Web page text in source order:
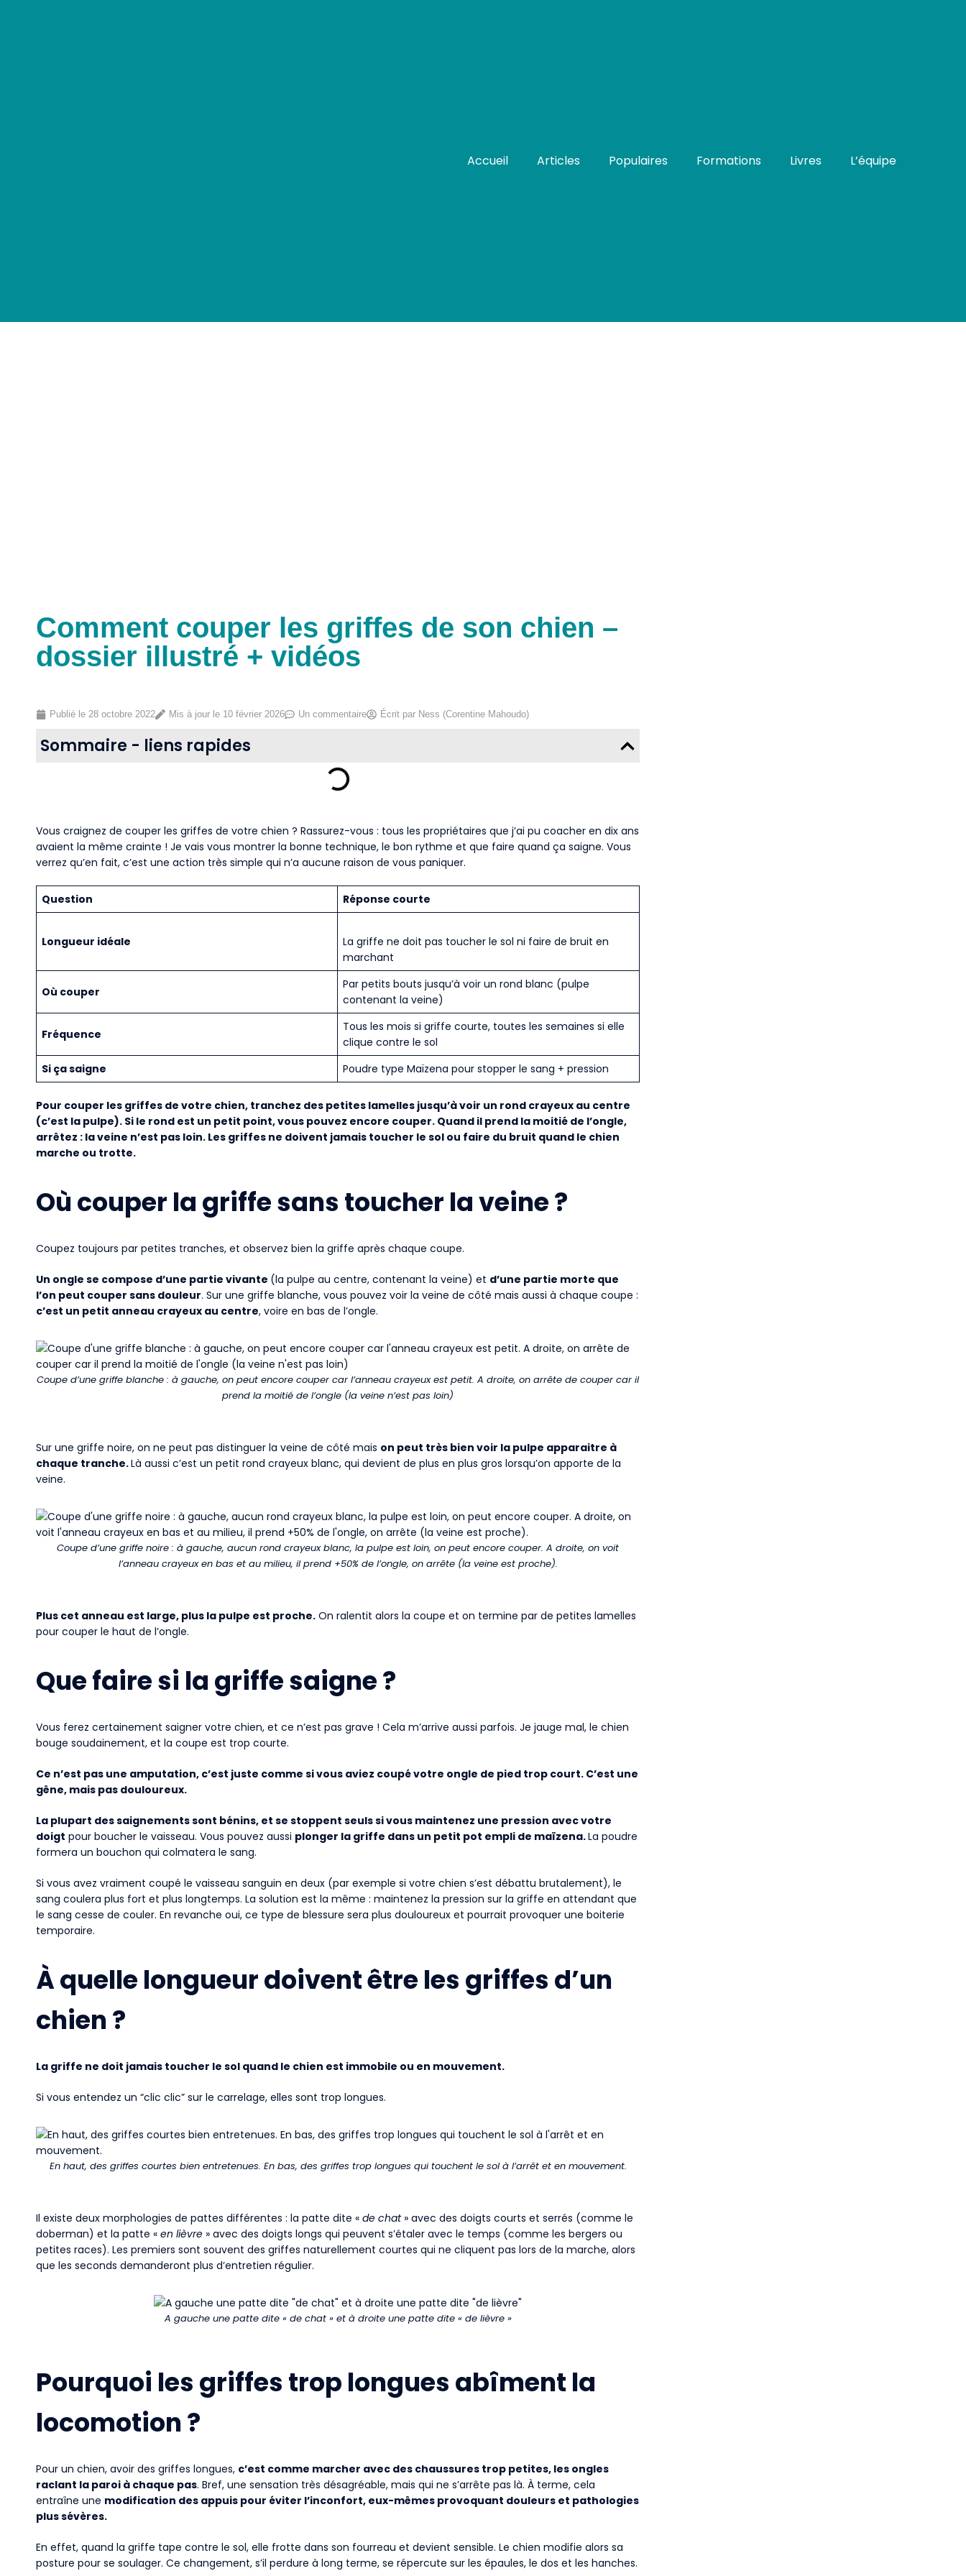
Accueil Articles Populaires Formations Livres L’équipe
Comment couper les griffes de son chien –
dossier illustré + vidéos
Publié le 28 octobre 2022 Mis à jour le 10 février 2026 Un commentaire Écrit par Ness (Corentine Mahoudo)
Sommaire - liens rapides
Vous craignez de couper les griffes de votre chien ? Rassurez-vous : tous les propriétaires que j’ai pu coacher en dix ans
avaient la même crainte ! Je vais vous montrer la bonne technique, le bon rythme et que faire quand ça saigne. Vous
verrez qu’en fait, c’est une action très simple qui n’a aucune raison de vous paniquer.
Question Réponse courte
Longueur idéale
La griffe ne doit pas toucher le sol ni faire de bruit en
marchant
Où couper
Par petits bouts jusqu’à voir un rond blanc (pulpe
contenant la veine)
Fréquence
Tous les mois si griffe courte, toutes les semaines si elle
clique contre le sol
Si ça saigne
Poudre type Maïzena pour stopper le sang + pression
Pour couper les griffes de votre chien, tranchez des petites lamelles jusqu’à voir un rond crayeux au centre
(c’est la pulpe). Si le rond est un petit point, vous pouvez encore couper. Quand il prend la moitié de l’ongle,
arrêtez : la veine n’est pas loin. Les griffes ne doivent jamais toucher le sol ou faire du bruit quand le chien
marche ou trotte.
Où couper la griffe sans toucher la veine ?
Coupez toujours par petites tranches, et observez bien la griffe après chaque coupe.
Un ongle se compose d’une partie vivante (la pulpe au centre, contenant la veine) et d’une partie morte que
l’on peut couper sans douleur. Sur une griffe blanche, vous pouvez voir la veine de côté mais aussi à chaque coupe :
c’est un petit anneau crayeux au centre, voire en bas de l’ongle.
Coupe d’une griffe blanche : à gauche, on peut encore couper car l’anneau crayeux est petit. A droite, on arrête de couper car il
prend la moitié de l’ongle (la veine n’est pas loin)
Sur une griffe noire, on ne peut pas distinguer la veine de côté mais on peut très bien voir la pulpe apparaitre à
chaque tranche.Là aussi c’est un petit rond crayeux blanc, qui devient de plus en plus gros lorsqu’on apporte de la
veine.
Coupe d’une griffe noire : à gauche, aucun rond crayeux blanc, la pulpe est loin, on peut encore couper. A droite, on voit
l’anneau crayeux en bas et au milieu, il prend +50% de l’ongle, on arrête (la veine est proche).
Plus cet anneau est large, plus la pulpe est proche. On ralentit alors la coupe et on termine par de petites lamelles
pour couper le haut de l’ongle.
Que faire si la griffe saigne ?
Vous ferez certainement saigner votre chien, et ce n’est pas grave ! Cela m’arrive aussi parfois. Je jauge mal, le chien
bouge soudainement, et la coupe est trop courte.
Ce n’est pas une amputation, c’est juste comme si vous aviez coupé votre ongle de pied trop court. C’est une
gêne, mais pas douloureux.
La plupart des saignements sont bénins, et se stoppent seuls si vous maintenez une pression avec votre
doigt pour boucher le vaisseau. Vous pouvez aussi plonger la griffe dans un petit pot empli de maïzena.La poudre
formera un bouchon qui colmatera le sang.
Si vous avez vraiment coupé le vaisseau sanguin en deux (par exemple si votre chien s’est débattu brutalement), le
sang coulera plus fort et plus longtemps. La solution est la même : maintenez la pression sur la griffe en attendant que
le sang cesse de couler. En revanche oui, ce type de blessure sera plus douloureux et pourrait provoquer une boiterie
temporaire.
À quelle longueur doivent être les griffes d’un
chien ?
La griffe ne doit jamais toucher le sol quand le chien est immobile ou en mouvement.
Si vous entendez un “clic clic” sur le carrelage, elles sont trop longues.
En haut, des griffes courtes bien entretenues. En bas, des griffes trop longues qui touchent le sol à l’arrêt et en mouvement.
Il existe deux morphologies de pattes différentes : la patte dite « de chat» avec des doigts courts et serrés (comme le
doberman) et la patte « en lièvre » avec des doigts longs qui peuvent s’étaler avec le temps (comme les bergers ou
petites races). Les premiers sont souvent des griffes naturellement courtes qui ne cliquent pas lors de la marche, alors
que les seconds demanderont plus d’entretien régulier.
A gauche une patte dite « de chat » et à droite une patte dite « de lièvre »
Pourquoi les griffes trop longues abîment la
locomotion ?
Pour un chien, avoir des griffes longues, c’est comme marcher avec des chaussures trop petites, les ongles
raclant la paroi à chaque pas. Bref, une sensation très désagréable, mais qui ne s’arrête pas là. À terme, cela
entraîne une modification des appuis pour éviter l’inconfort, eux-mêmes provoquant douleurs et pathologies
plus sévères.
En effet, quand la griffe tape contre le sol, elle frotte dans son fourreau et devient sensible. Le chien modifie alors sa
posture pour se soulager. Ce changement, s’il perdure à long terme, se répercute sur les épaules, le dos et les hanches.